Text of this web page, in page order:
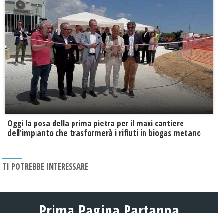
Oggi la posa della prima pietra per il maxi cantiere
dell'impianto che trasformerà i rifiuti in biogas metano
TI POTREBBE INTERESSARE